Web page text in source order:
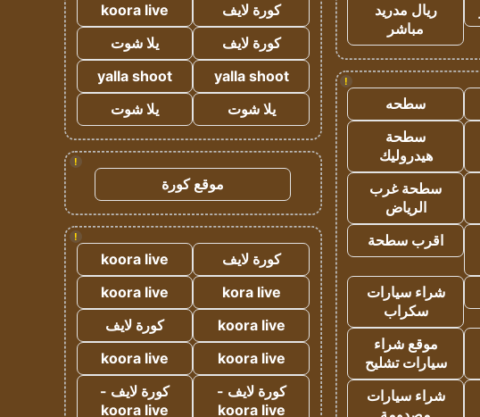
ريال مدريد
مباشر
!
سطحه
سطحة
هيدروليك
سطحة غرب
الرياض
اقرب سطحة
شراء سيارات
سكراب
موقع شراء
سيارات تشليح
شراء سيارات
كورة لايف
koora live
كورة لايف
يلا شوت
yalla shoot
yalla shoot
يلا شوت
يلا شوت
!
موقع كورة
!
كورة لايف
koora live
kora live
koora live
koora live
كورة لايف
koora live
koora live
كورة لايف -
koora live
كورة لايف -
koora live